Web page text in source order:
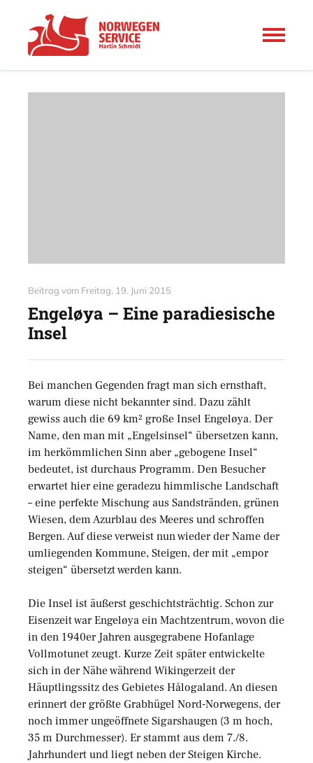
Beitrag vom Freitag, 19. Juni 2015
Engeløya – Eine paradiesische
Insel
Bei manchen Gegenden fragt man sich ernsthaft,
warum diese nicht bekannter sind. Dazu zählt
gewiss auch die 69 km² große Insel Engeløya. Der
Name, den man mit „Engelsinsel“ übersetzen kann,
im herkömmlichen Sinn aber „gebogene Insel“
bedeutet, ist durchaus Programm. Den Besucher
erwartet hier eine geradezu himmlische Landschaft
– eine perfekte Mischung aus Sandstränden, grünen
Wiesen, dem Azurblau des Meeres und schroffen
Bergen. Auf diese verweist nun wieder der Name der
umliegenden Kommune, Steigen, der mit „empor
steigen“ übersetzt werden kann.
Die Insel ist äußerst geschichtsträchtig. Schon zur
Eisenzeit war Engeløya ein Machtzentrum, wovon die
in den 1940er Jahren ausgegrabene Hofanlage
Vollmotunet zeugt. Kurze Zeit später entwickelte
sich in der Nähe während Wikingerzeit der
Häuptlingssitz des Gebietes Hålogaland. An diesen
erinnert der größte Grabhügel Nord-Norwegens, der
noch immer ungeöffnete Sigarshaugen (3 m hoch,
35 m Durchmesser). Er stammt aus dem 7./8.
Jahrhundert und liegt neben der Steigen Kirche.